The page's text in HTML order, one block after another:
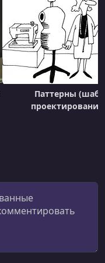
00:06:00
00:05:11
Паттерны